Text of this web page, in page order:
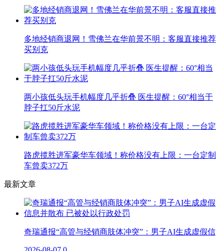
多地经销商退网！雪佛兰在华前景不明：客服直接推荐
买别克
两小孩低头玩手机幅度几乎折叠 医生提醒：60°相当于
脖子扛50斤水泥
路虎揽胜进军豪华车领域！称价格没有上限：一台定制
车曾卖372万
最新文章
奇瑞通报“高管与经销商肢体冲突”：男子AI生成虚假信